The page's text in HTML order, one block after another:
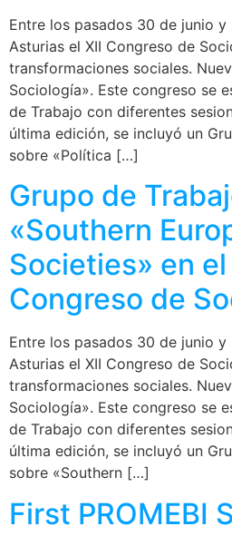
Entre los pasados 30 de junio
Asturias el XII Congreso de
transformaciones sociales.
Sociología». Este congreso se
de Trabajo con diferentes
última edición, se incluyó un
sobre «Política […]
Grupo de
«Southern
Societies» en el
Congreso de
Entre los pasados 30 de junio
Asturias el XII Congreso de
transformaciones sociales.
Sociología». Este congreso se
de Trabajo con diferentes
última edición, se incluyó un
sobre «Southern […]
First PROMEBI